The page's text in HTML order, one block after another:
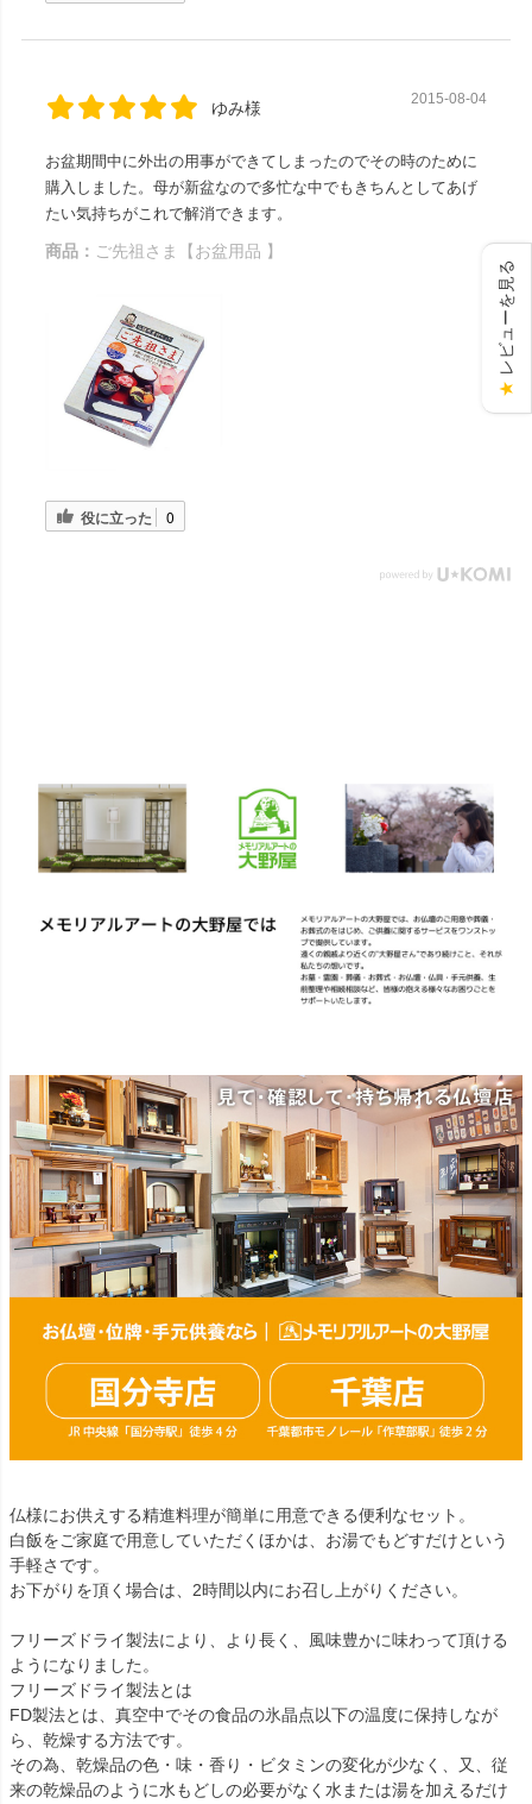
ゆみ様 2015-08-04
お盆期間中に外出の用事ができてしまったのでその時のために
購入しました。母が新盆なので多忙な中でもきちんとしてあげ
たい気持ちがこれで解消できます。
商品： ご先祖さま【お盆用品 】
役に立った 0
仏様にお供えする精進料理が簡単に用意できる便利なセット。
白飯をご家庭で用意していただくほかは、お湯でもどすだけという
手軽さです。
お下がりを頂く場合は、2時間以内にお召し上がりください。
フリーズドライ製法により、より長く、風味豊かに味わって頂ける
ようになりました。
フリーズドライ製法とは
FD製法とは、真空中でその食品の氷晶点以下の温度に保持しなが
ら、乾燥する方法です。
その為、乾燥品の色・味・香り・ビタミンの変化が少なく、又、従
来の乾燥品のように水もどしの必要がなく水または湯を加えるだけ
★
レビューを見る